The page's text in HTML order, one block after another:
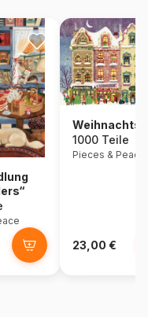
1000 Teile
Pieces & Peace
23,00 €